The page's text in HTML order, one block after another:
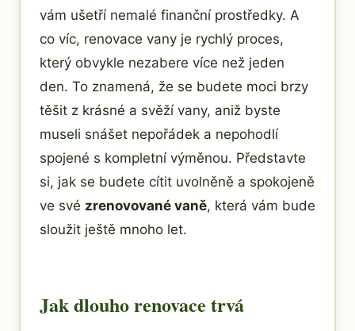
vám ušetří nemalé finanční prostředky. A
co víc, renovace vany je rychlý proces,
který obvykle nezabere více než jeden
den. To znamená, že se budete moci brzy
těšit z krásné a svěží vany, aniž byste
museli snášet nepořádek a nepohodlí
spojené s kompletní výměnou. Představte
si, jak se budete cítit uvolněně a spokojeně
ve své zrenovované vaně, která vám bude
sloužit ještě mnoho let.
Jak dlouho renovace trvá